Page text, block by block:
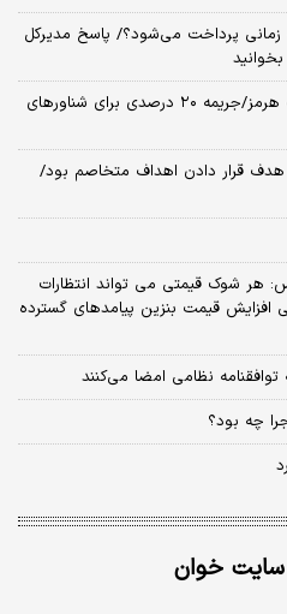
زمانی پرداخت می‌شود؟/ پاسخ مدیرکل
جزئیاتی از طرح راهبردی امنیت تنگه هرمز/جریمه ۲۰ درصدی برای شناورهای
قرار دادن اهداف متخاصم بود/
هر شوک قیمتی می تواند انتظارات
افزایش قیمت بنزین پیامدهای گسترده
چه بود؟
سایت خوان